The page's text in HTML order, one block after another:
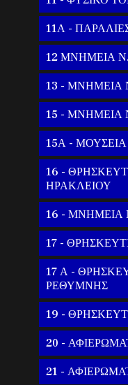
11Α -
12 ΜΝΗΜΕΙΑ
13 - ΜΝΗΜΕΙΑ
15 - ΜΝΗΜΕΙΑ
15Α - ΜΟΥΣΕΙΑ
16 -
ΗΡΑΚΛΕΙΟΥ
16 -
17 -
17 Α -
ΡΕΘΥΜΝΗΣ
19 -
20 -
21 -